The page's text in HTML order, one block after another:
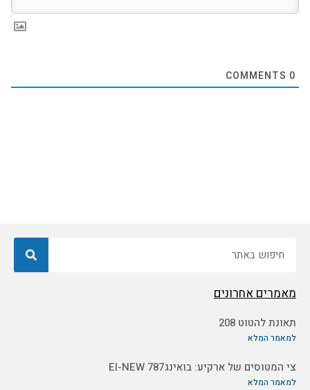
0
מאמרים אחרונים
תאונת להטוט 208
למאמר המלא
צי המטוסים של ארקיע: בואינג787 EI-NEW
למאמר המלא